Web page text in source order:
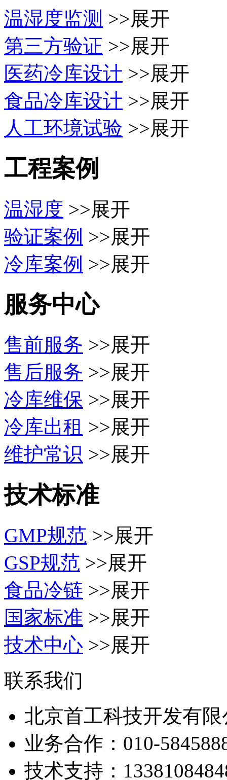
温湿度监测 >>展开
第三方验证 >>展开
医药冷库设计 >>展开
食品冷库设计 >>展开
人工环境试验 >>展开
工程案例
温湿度 >>展开
验证案例 >>展开
冷库案例 >>展开
服务中心
售前服务 >>展开
售后服务 >>展开
冷库维保 >>展开
冷库出租 >>展开
维护常识 >>展开
技术标准
GMP规范 >>展开
GSP规范 >>展开
食品冷链 >>展开
国家标准 >>展开
技术中心 >>展开
联系我们
北京首工科技开发有限
业务合作： 010-
技术支持：